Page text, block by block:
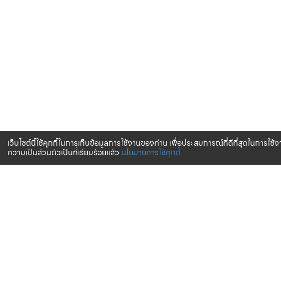
เว็บไซต์นี้ใช้คุกกี้ในการเก็บข้อมูลการใช้งานของท่าน เพื่อประสบการณ์ที่ดีที่สุดในการใช้
ความเป็นส่วนตัวเป็นที่เรียบร้อยแล้ว นโยบายการใช้คุกกี้